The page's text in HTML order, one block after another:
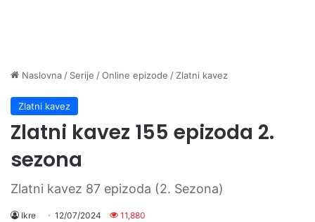
Naslovna / Serije /Online epizode / Zlatni kavez
Zlatni kavez
Zlatni kavez 155 epizoda 2.
sezona
Zlatni kavez 87 epizoda (2. Sezona)
Ikre 12/07/2024 11,880